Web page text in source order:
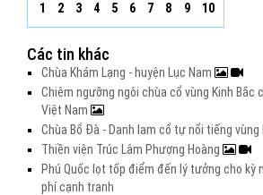
1 2 3 4 5 6 7 8 9 10
Các tin khác
Chùa Khám Lạng - huyện Lục Nam
Chiêm ngưỡng ngôi chùa cổ vùng Kinh Bắc
Việt Nam
Chùa Bổ Đà - Danh lam cổ tự nổi tiếng vùng
Thiền viện Trúc Lâm Phượng Hoàng
Phú Quốc lọt tốp điểm đến lý tưởng cho kỳ
phí cạnh tranh